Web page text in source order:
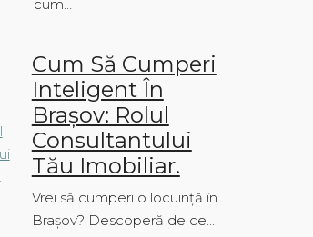
cum…
Cum Să Cumperi
Inteligent În
Brașov: Rolul
Consultantului
Tău Imobiliar.
Vrei să cumperi o locuință în
Brașov? Descoperă de ce…